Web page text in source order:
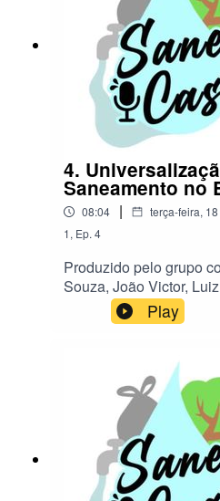
4.
Saneamento no
08:04 | terça-feira,
1, Ep. 4
Produzido pelo grupo
Souza, João Victor,
Trindade
Play